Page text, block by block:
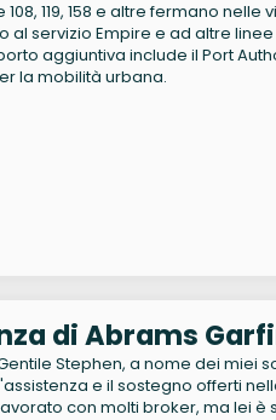
108, 119, 158 e altre fermano nelle
al servizio Empire e ad altre
aggiuntiva include il Port
la mobilità urbana.
di Abrams
Stephen, a nome dei miei
e il sostegno offerti
con molti broker, ma lei è